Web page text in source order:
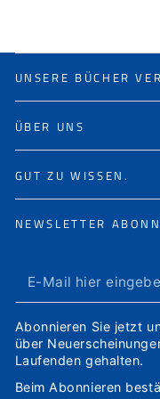
UNSERE BÜCHER
ÜBER UNS
GUT ZU WISSEN.
NEWSLETTER
E-
Mail
hier
eingeben
Abonnieren Sie jetzt
über
Laufenden gehalten.
Beim Abonnieren